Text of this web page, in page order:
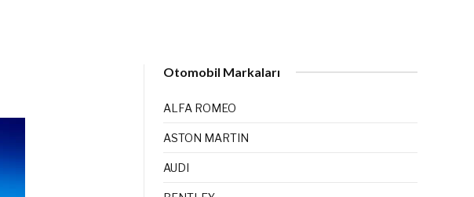
Otomobil Markaları
ALFA ROMEO
ASTON MARTIN
AUDI